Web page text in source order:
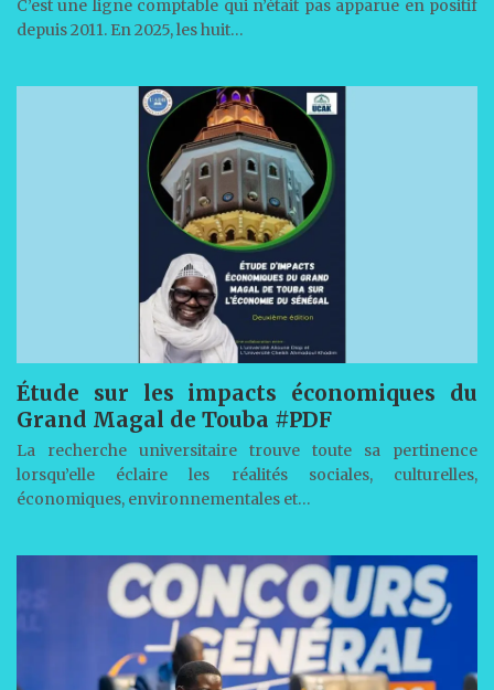
C’est une ligne comptable qui n’était pas apparue en positif
depuis 2011. En 2025, les huit…
Étude sur les impacts économiques du
Grand Magal de Touba #PDF
La recherche universitaire trouve toute sa pertinence
lorsqu’elle éclaire les réalités sociales, culturelles,
économiques, environnementales et…